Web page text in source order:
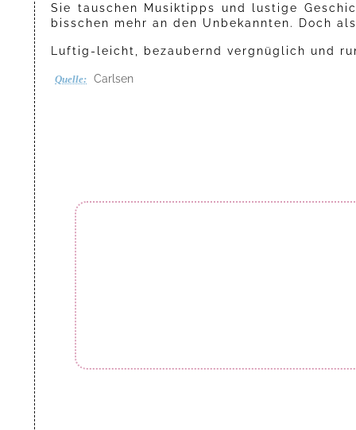
Sie tauschen Musiktipps und lustige
bisschen mehr an den Unbekannten. Doch
Luftig-leicht, bezaubernd vergnüglich und
Quelle: Carlsen